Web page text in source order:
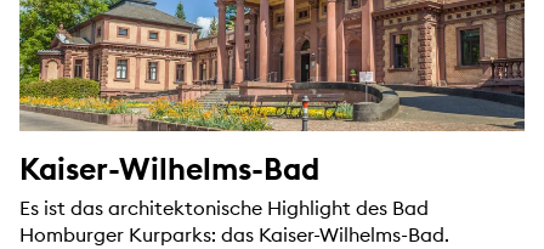
Kaiser-Wilhelms-Bad
Es ist das architektonische Highlight des Bad
Homburger Kurparks: das Kaiser-Wilhelms-Bad.